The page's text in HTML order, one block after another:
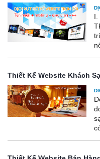
I.
Thiết Kế Website Khách